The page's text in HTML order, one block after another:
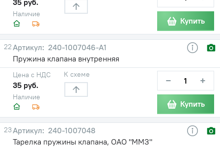
Наличие
Купить
22
240-1007046-А1
Пружина клапана внутренняя
Наличие
Цена с НДС
35 руб.
К схеме − +
Купить
23
240-1007048
Тарелка пружины клапана, ОАО "ММЗ"